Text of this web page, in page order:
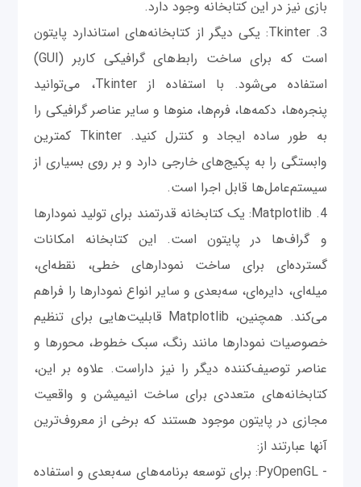
بازی نیز در این کتابخانه وجود دارد.
3. Tkinter: یکی دیگر از کتابخانه‌های استاندارد پایتون
است که برای ساخت رابط‌های گرافیکی کاربر (GUI)
استفاده می‌شود. با استفاده از Tkinter، می‌توانید
پنجره‌ها، دکمه‌ها، فرم‌ها، منوها و سایر عناصر گرافیکی را
به طور ساده ایجاد و کنترل کنید. Tkinter کمترین
وابستگی را به پکیج‌های خارجی دارد و بر روی بسیاری از
سیستم‌عامل‌ها قابل اجرا است.
4. Matplotlib: یک کتابخانه قدرتمند برای تولید نمودارها
و گراف‌ها در پایتون است. این کتابخانه امکانات
گسترده‌ای برای ساخت نمودارهای خطی، نقطه‌ای،
میله‌ای، دایره‌ای، سه‌بعدی و سایر انواع نمودارها را فراهم
می‌کند. همچنین، Matplotlib قابلیت‌هایی برای تنظیم
خصوصیات نمودارها مانند رنگ، سبک خطوط، محورها و
عناصر توصیف‌کننده دیگر را نیز داراست. علاوه بر این،
کتابخانه‌های متعددی برای ساخت انیمیشن و واقعیت
مجازی در پایتون موجود هستند که برخی از معروف‌ترین
آنها عبارتند از:
- PyOpenGL: برای توسعه برنامه‌های سه‌بعدی و استفاده